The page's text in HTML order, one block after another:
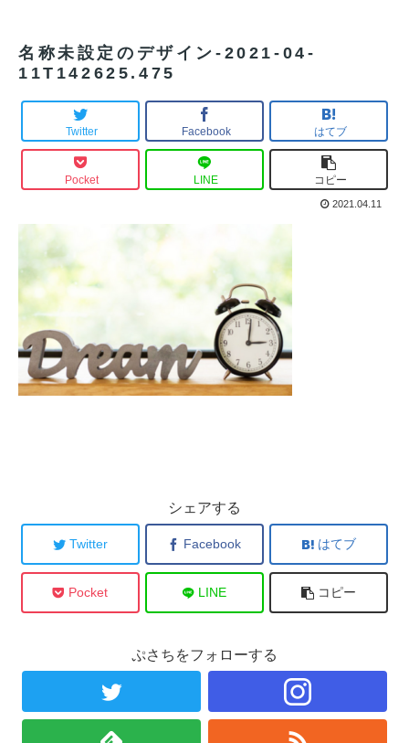
名称未設定のデザイン-2021-04-
11T142625.475
Twitter Facebook はてブ
Pocket LINE コピー
2021.04.11
シェアする
Twitter Facebook はてブ
Pocket LINE コピー
ぷさちをフォローする